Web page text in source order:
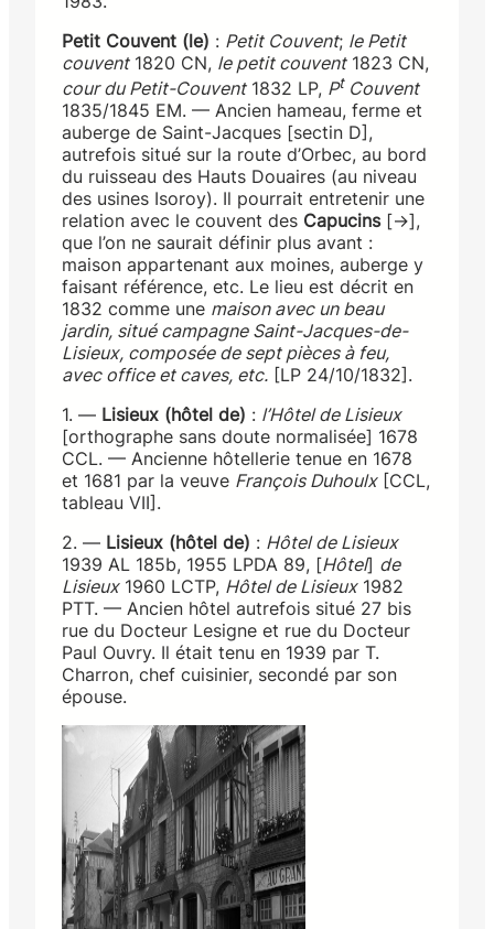
Petit Couvent (le) : Petit Couvent; le Petit
couvent1820 CN, le petit couvent1823 CN,
cour du Petit-Couvent1832 LP, PtCouvent
1835/1845 EM. — Ancien hameau, ferme et
auberge de Saint-Jacques [sectin D],
autrefois situé sur la route d’Orbec, au bord
du ruisseau des Hauts Douaires (au niveau
des usines Isoroy). Il pourrait entretenir une
relation avec le couvent des Capucins[→],
que l’on ne saurait définir plus avant :
maison appartenant aux moines, auberge y
faisant référence, etc. Le lieu est décrit en
1832 comme une maison avec un beau
jardin, situé campagne Saint-Jacques-de-
Lisieux, composée de sept pièces à feu,
avec office et caves, etc. [LP 24/10/1832].
1. — Lisieux (hôtel de) : l’Hôtel de Lisieux
[orthographe sans doute normalisée] 1678
CCL. — Ancienne hôtellerie tenue en 1678
et 1681 par la veuve François Duhoulx[CCL,
tableau VII].
2. — Lisieux (hôtel de) : Hôtel de Lisieux
1939 AL 185b, 1955 LPDA 89, [Hôtel] de
Lisieux1960 LCTP, Hôtel de Lisieux1982
PTT. — Ancien hôtel autrefois situé 27 bis
rue du Docteur Lesigne et rue du Docteur
Paul Ouvry. Il était tenu en 1939 par T.
Charron, chef cuisinier, secondé par son
épouse.